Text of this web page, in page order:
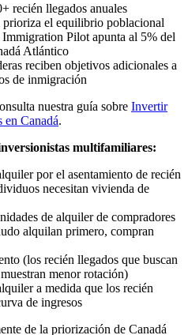
recién llegados anuales
el equilibrio poblacional
Pilot apunta al 5% del
Atlántico
reciben objetivos adicionales a
de inmigración
nuestra guía sobre Invertir
en Canadá.
multifamiliares:
por el asentamiento de recién
necesitan vivienda de
de alquiler de compradores
alquilan primero, compran
(los recién llegados que buscan
menor rotación)
a medida que los recién
de ingresos
de la priorización de Canadá